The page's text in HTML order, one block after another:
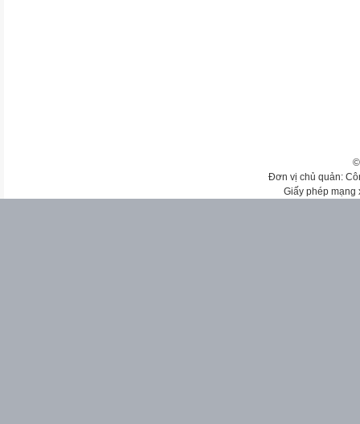
Đơn vị chủ quản:
Giấy phép mạng